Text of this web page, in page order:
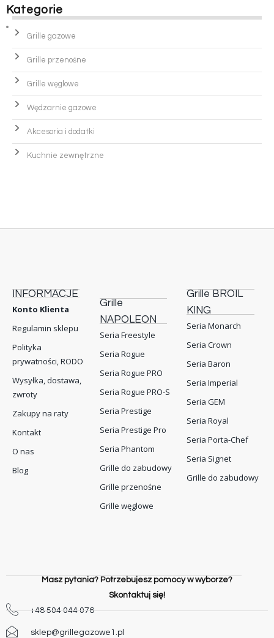
Kategorie
Grille gazowe
Grille przenośne
Grille węglowe
Wędzarnie gazowe
Akcesoria i dodatki
Kuchnie zewnętrzne
INFORMACJE
Konto Klienta
Regulamin sklepu
Polityka
prywatności, RODO
Wysyłka, dostawa,
zwroty
Zakupy na raty
Kontakt
O nas
Blog
Grille
NAPOLEON
Seria Freestyle
Seria Rogue
Seria Rogue PRO
Seria Rogue PRO-S
Seria Prestige
Seria Prestige Pro
Seria Phantom
Grille do zabudowy
Grille przenośne
Grille węglowe
Grille BROIL
KING
Seria Monarch
Seria Crown
Seria Baron
Seria Imperial
Seria GEM
Seria Royal
Seria Porta-Chef
Seria Signet
Grille do zabudowy
Masz pytania? Potrzebujesz pomocy w wyborze?
Skontaktuj się!
+48 504 044 076
sklep@grillegazowe1.pl